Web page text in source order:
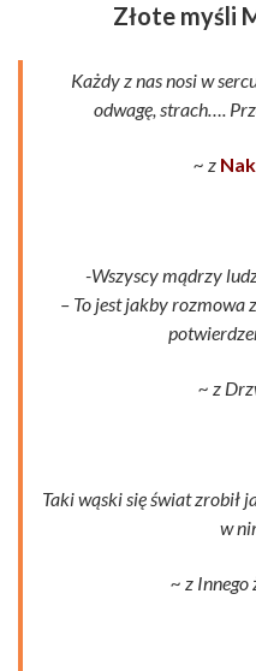
Złote myśli
Każdy z nas nosi w
odwagę, strach….
~ z
-Wszyscy mądrzy
– To jest jakby rozmowa
~ z
Taki wąski się świat zrobił
w
~ z Innego